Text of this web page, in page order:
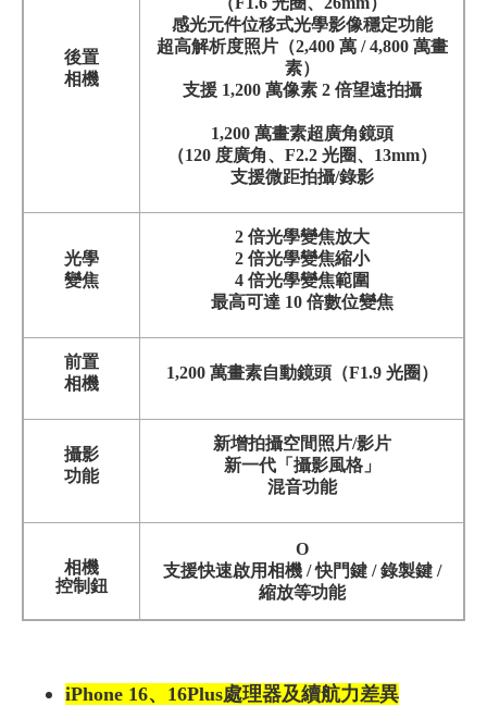
後置
相機
感光元件位移式光學影像穩定功能
超高解析度照片（2,400 萬 / 4,800 萬畫
素）
支援 1,200 萬像素 2 倍望遠拍攝
1,200 萬畫素超廣角鏡頭
（120 度廣角、F2.2 光圈、13mm）
支援微距拍攝/錄影
光學
變焦
2 倍光學變焦放大
2 倍光學變焦縮小
4 倍光學變焦範圍
最高可達 10 倍數位變焦
前置
相機
1,200 萬畫素自動鏡頭（F1.9 光圈）
攝影
功能
新增拍攝空間照片/影片
新一代「攝影風格」
混音功能
相機
控制鈕
O
支援快速啟用相機 / 快門鍵 / 錄製鍵 /
縮放等功能
iPhone 16、16Plus處理器及續航力差異